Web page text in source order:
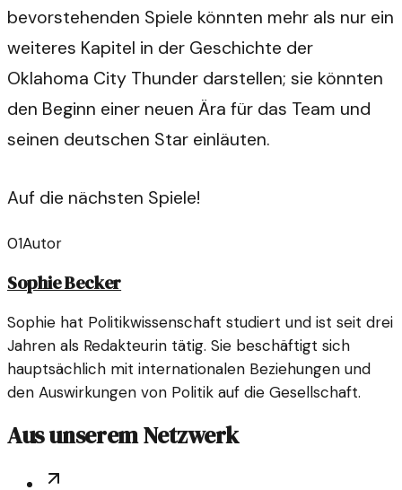
bevorstehenden Spiele könnten mehr als nur ein
weiteres Kapitel in der Geschichte der
Oklahoma City Thunder darstellen; sie könnten
den Beginn einer neuen Ära für das Team und
seinen deutschen Star einläuten.
Auf die nächsten Spiele!
01Autor
Sophie Becker
Sophie hat Politikwissenschaft studiert und ist seit drei
Jahren als Redakteurin tätig. Sie beschäftigt sich
hauptsächlich mit internationalen Beziehungen und
den Auswirkungen von Politik auf die Gesellschaft.
Aus unserem Netzwerk